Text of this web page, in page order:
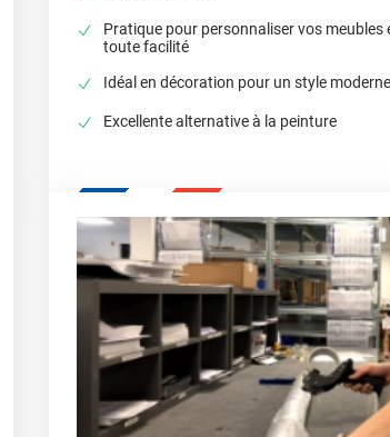
Pratique pour personnaliser vos meubles
toute facilité
Idéal en décoration pour un style moderne
Excellente alternative à la peinture